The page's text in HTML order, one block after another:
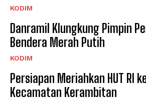
KODIM
Danramil Klungkung Pimpin
Bendera Merah Putih
KODIM
Persiapan Meriahkan HUT RI
Kecamatan Kerambitan